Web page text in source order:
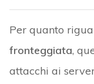
Per quanto
fronteggiata,
attacchi ai